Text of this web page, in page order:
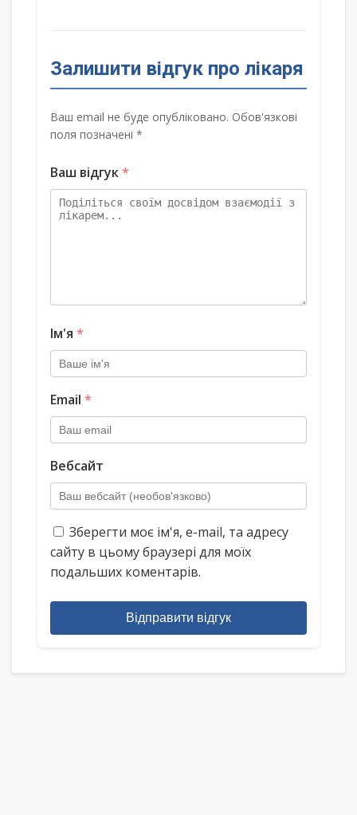
Залишити відгук про лікаря
Ваш email не буде опубліковано. Обов'язкові
поля позначені *
Ваш відгук*
Ім'я *
Email *
Вебсайт
Зберегти моє ім'я, e-mail, та адресу
сайту в цьому браузері для моїх
подальших коментарів.
Відправити відгук